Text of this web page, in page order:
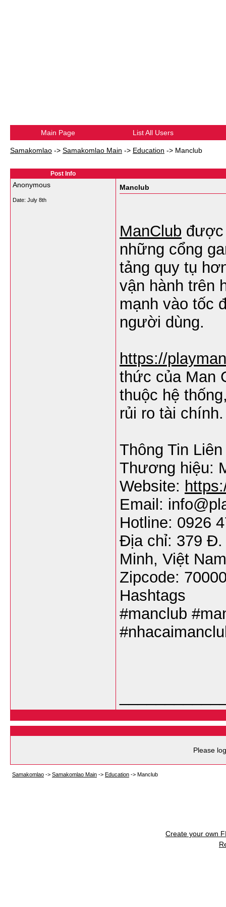
Main Page List All Users
Samakomlao -> Samakomlao Main -> Education -> Manclub
Post Info
Anonymous
Date: July 8th
Manclub
ManClub được
những cổng
tảng quy tụ
vận hành trên
mạnh vào tốc
người dùng.
https://
thức của Man
thuộc hệ
rủi ro tài chính.
Thông Tin
Thương hiệu:
Website:
Email:
Hotline: 0926
Địa chỉ: 379 Đ.
Minh, Việt Nam
Zipcode:
Hashtags
#manclub
Please
Samakomlao -> Samakomlao Main -> Education -> Manclub
Create your own